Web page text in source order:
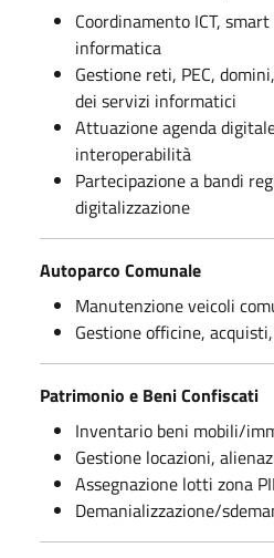
Coordinamento ICT,
informatica
Gestione reti, PEC,
dei servizi informatici
Attuazione agenda
interoperabilità
Partecipazione a bandi
digitalizzazione
Autoparco Comunale
Manutenzione veicoli
Gestione officine,
Patrimonio e Beni Confiscati
Inventario beni mobili/
Gestione locazioni,
Assegnazione lotti zona
Demanializzazione/